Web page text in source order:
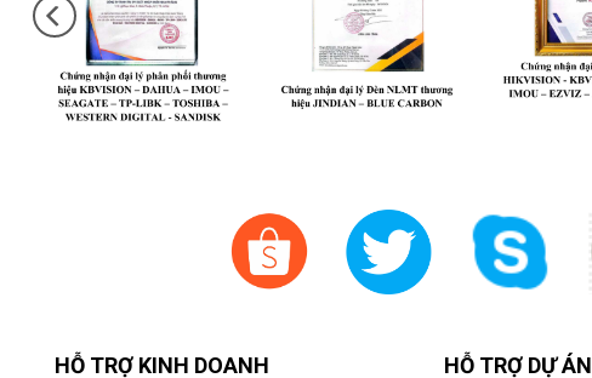
HỖ TRỢ KINH DOANH HỖ TRỢ DỰ ÁN